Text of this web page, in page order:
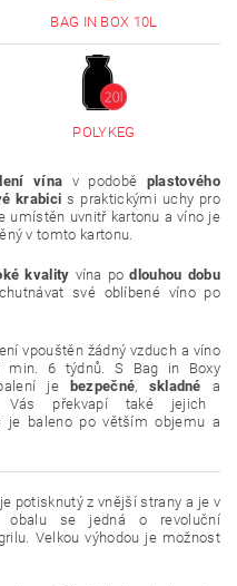
BAG IN BOX 10L
POLYKEG
vína v podobě plastového
krabici s praktickými uchy pro
umístěn uvnitř kartonu a víno je
v tomto kartonu.
kvality vína po dlouhou dobu
své oblíbené víno po
vpouštěn žádný vzduch a víno
min. 6 týdnů. S Bag in Boxy
jebezpečné, skladné a
Vás překvapí také jejich
je baleno po větším objemu a
potisknutý z vnější strany a je v
obalu se jedná o revoluční
Velkou výhodou je možnost